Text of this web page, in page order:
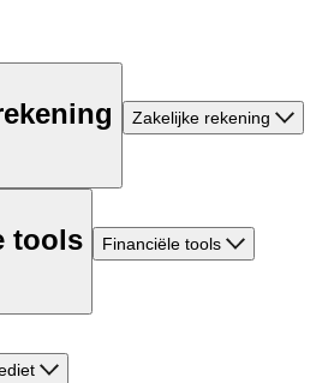
Zakelijke rekening
tools Financiële tools